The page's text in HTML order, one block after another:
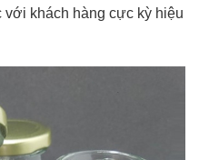
khách hàng cực kỳ hiệu